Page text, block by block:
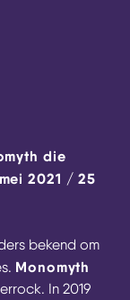
die
2021 / 25
bekend om
Monomyth
In 2019